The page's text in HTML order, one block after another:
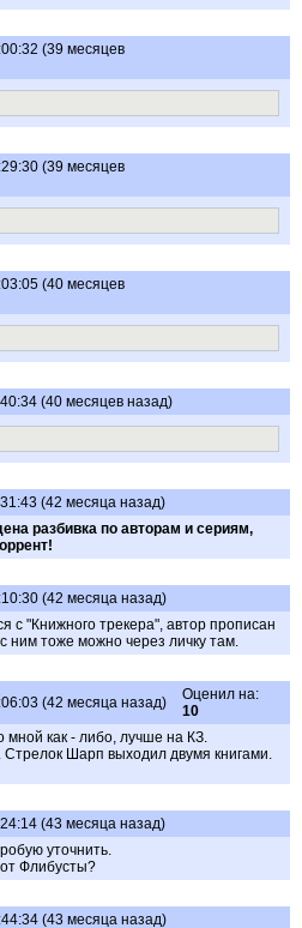
(39 месяцев
(39 месяцев
(40 месяцев
(40 месяцев назад)
(42 месяца назад)
разбивка по авторам и сериям,
(42 месяца назад)
с "Книжного трекера", автор прописан
с ним тоже можно через личку там.
(42 месяца назад)
Оценил на:
10
мной как - либо, лучше на КЗ.
Стрелок Шарп выходил двумя книгами.
(43 месяца назад)
уточнить.
Флибусты?
(43 месяца назад)